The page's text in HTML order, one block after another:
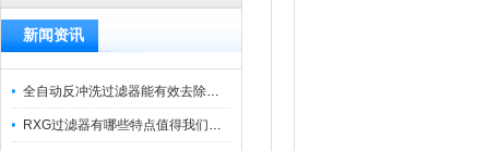
新闻资讯
全自动反冲洗过滤器能有效去除过滤介质上的杂质
RXG过滤器有哪些特点值得我们选择？